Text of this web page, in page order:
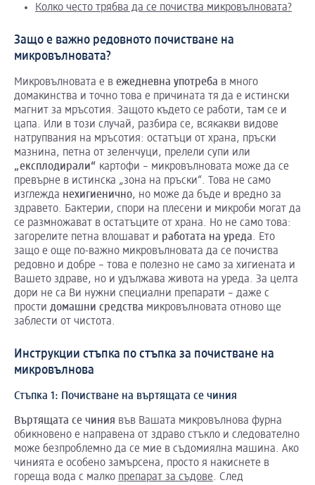
Колко често трябва да се почиства микровълновата?
Защо е важно редовното почистване на
микровълновата?
Микровълновата е в ежедневна употреба в много
домакинства и точно това е причината тя да е истински
магнит за мръсотия. Защото където се работи, там се и
цапа. Или в този случай, разбира се, всякакви видове
натрупвания на мръсотия: остатъци от храна, пръски
мазнина, петна от зеленчуци, прелели супи или
„експлодирали“ картофи – микровълновата може да се
превърне в истинска „зона на пръски“. Това не само
изглежда нехигиенично, но може да бъде и вредно за
здравето. Бактерии, спори на плесени и микроби могат да
се размножават в остатъците от храна. Но не само това:
загорелите петна влошават и работата на уреда. Ето
защо е още по-важно микровълновата да се почиства
редовно и добре – това е полезно не само за хигиената и
Вашето здраве, но и удължава живота на уреда. За целта
дори не са Ви нужни специални препарати – даже с
прости домашни средства микровълновата отново ще
заблести от чистота.
Инструкции стъпка по стъпка за почистване на
микровълнова
Стъпка 1: Почистване на въртящата се чиния
Въртящата се чиния във Вашата микровълнова фурна
обикновено е направена от здраво стъкло и следователно
може безпроблемно да се мие в съдомиялна машина. Ако
чинията е особено замърсена, просто я накиснете в
гореща вода с малко препарат за съдове. След